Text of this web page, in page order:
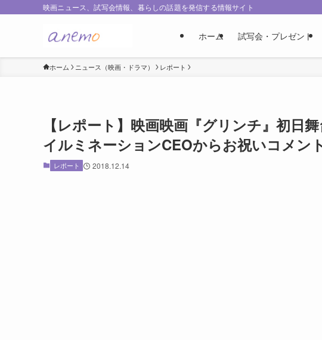
映画ニュース、試写会情報、暮らしの話題を発信する情報サイト
ホーム 試写会・プレゼント
ホーム ニュース（映画・ドラマ） レポート
【レポート】映画映画『グリンチ』初日
イルミネーションCEOからお祝いコメン
レポート 2018.12.14